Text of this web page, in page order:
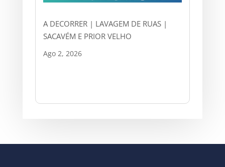
A DECORRER | LAVAGEM DE RUAS |
SACAVÉM E PRIOR VELHO
Ago 2, 2026